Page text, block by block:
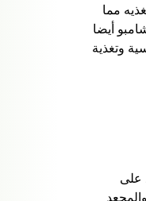
مما
أيضا
وتغذية
على